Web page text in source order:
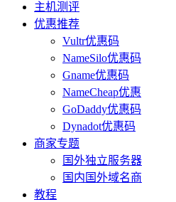
主机测评
优惠推荐
Vultr优惠码
NameSilo优惠码
Gname优惠码
NameCheap优惠
GoDaddy优惠码
Dynadot优惠码
商家专题
国外独立服务器
国内国外域名商
教程